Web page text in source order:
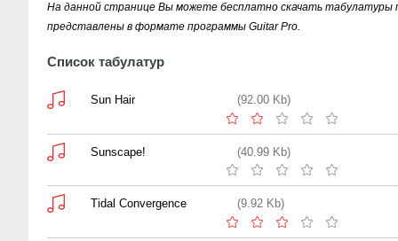
ИСПОЛНИТЕЛЯ "OZRIC
На данной странице Вы можете бесплатно скачать табулатуры
представлены в формате программы Guitar Pro.
Список табулатур
Sun Hair (92.00 Kb)
Sunscape! (40.99 Kb)
Tidal Convergence (9.92 Kb)